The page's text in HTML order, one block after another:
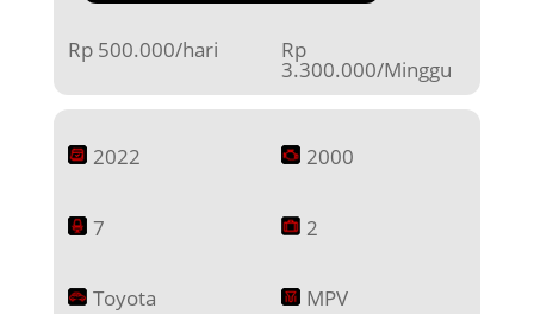
Rp 500.000/hari Rp
3.300.000/Minggu
2022 2000
7 2
Toyota MPV